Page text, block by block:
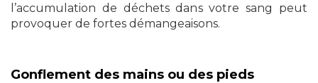
l’accumulation de déchets dans votre sang peut
provoquer de fortes démangeaisons.
Gonflement des mains ou des pieds